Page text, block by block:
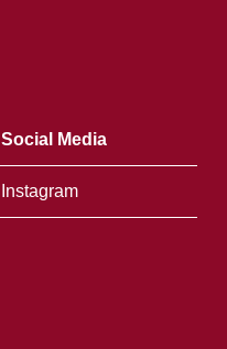
Social Media
Instagram